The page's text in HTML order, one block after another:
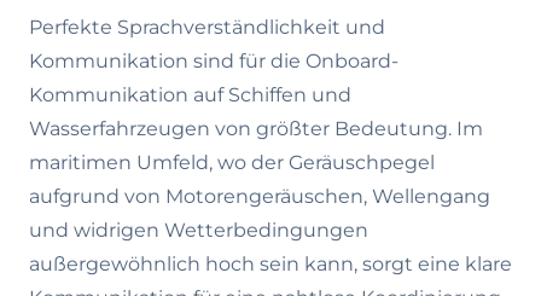
Perfekte Sprachverständlichkeit und
Kommunikation sind für die Onboard-
Kommunikation auf Schiffen und
Wasserfahrzeugen von größter Bedeutung. Im
maritimen Umfeld, wo der Geräuschpegel
aufgrund von Motorengeräuschen, Wellengang
und widrigen Wetterbedingungen
außergewöhnlich hoch sein kann, sorgt eine klare